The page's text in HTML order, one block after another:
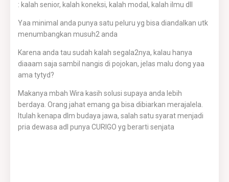
: kalah senior, kalah koneksi, kalah modal, kalah ilmu dll
Yaa minimal anda punya satu peluru yg bisa diandalkan utk
menumbangkan musuh2 anda
Karena anda tau sudah kalah segala2nya, kalau hanya
diaaam saja sambil nangis di pojokan, jelas malu dong yaa
ama tytyd?
Makanya mbah Wira kasih solusi supaya anda lebih
berdaya. Orang jahat emang ga bisa dibiarkan merajalela.
Itulah kenapa dlm budaya jawa, salah satu syarat menjadi
pria dewasa adl punya CURIGO yg berarti senjata